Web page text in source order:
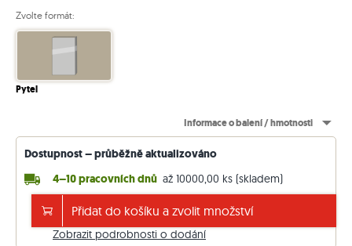
Zvolte formát:
Pytel
Informace o balení / hmotnosti
Dostupnost – průběžně aktualizováno
4–10 pracovních dnů až 10000,00 ks (skladem)
jinak 5.000 Kč. Ceny včetně 21 % DPH.
Zobrazit podrobnosti o dodání
Přidat do košíku a zvolit množství